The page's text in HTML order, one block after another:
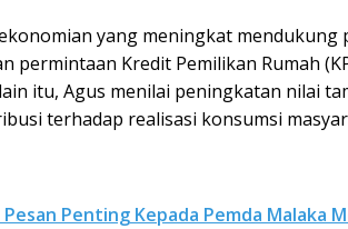
yang meningkat mendukung
permintaan Kredit Pemilikan Rumah
itu, Agus menilai peningkatan nilai
terhadap realisasi konsumsi
Penting Kepada Pemda Malaka